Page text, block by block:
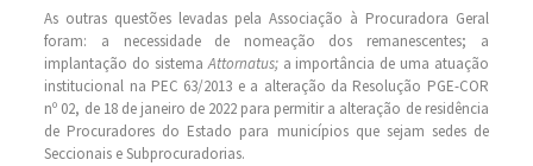
As outras questões levadas pela Associação à Procuradora Geral
foram: a necessidade de nomeação dos remanescentes; a
implantação do sistemaAttornatus; a importância de uma atuação
institucional na PEC 63/2013 e a alteração da Resolução PGE-COR
nº 02, de 18 de janeiro de 2022 para permitir a alteração de residência
de Procuradores do Estado para municípios que sejam sedes de
Seccionais e Subprocuradorias.